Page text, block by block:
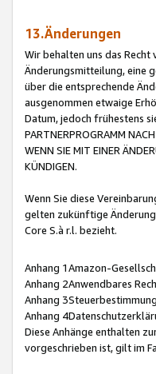
13.Änderungen
Wir behalten uns das
Änderungsmitteilung, eine
über die entsprechende
ausgenommen etwaige
Datum, jedoch frühestens
PARTNERPROGRAMM
WENN SIE MIT EINER
KÜNDIGEN.
Wenn Sie diese
gelten zukünftige
Core S.à r.l. bezieht.
Anhang 1Amazon-
Anhang 2Anwendbares
Anhang
Anhang
Diese Anhänge enthalten
vorgeschrieben ist, gilt im